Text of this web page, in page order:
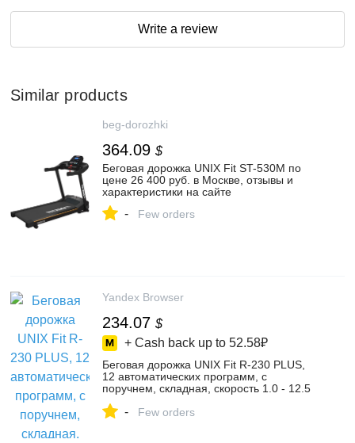
Write a review
Similar products
beg-dorozhki
364.09 $
Беговая дорожка UNIX Fit ST-530M по
цене 26 400 руб. в Москве, отзывы и
характеристики на сайте
- Few orders
Yandex Browser
234.07 $
+ Cash back up to 52.58₽
Беговая дорожка UNIX Fit R-230 PLUS,
12 автоматических программ, с
поручнем, складная, скорость 1.0 - 12.5
интернет-магазине ЮНИКС-ГРУПП на
- Few orders